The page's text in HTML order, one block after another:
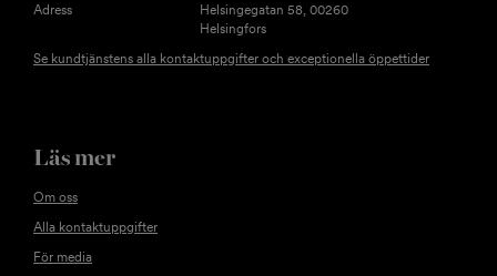
Adress
Helsingegatan 58, 00260
Helsingfors
Se kundtjänstens alla kontaktuppgifter och exceptionella öppettider
Läs mer
Om oss
Alla kontaktuppgifter
För media